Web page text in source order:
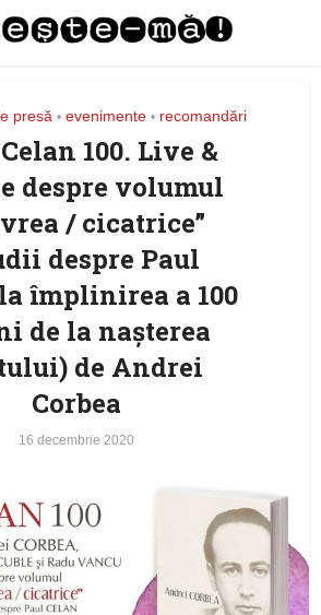
presă • evenimente • recomandări
100. Live &
despre volumul
/ cicatrice”
despre Paul
împlinirea a 100
de la nașterea
de Andrei
Corbea
16 decembrie 2020